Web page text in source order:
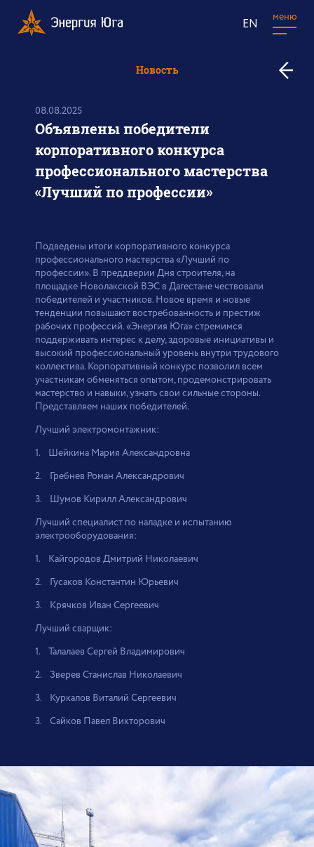
EN меню
Новость
08.08.2025
Объявлены победители
корпоративного конкурса
профессионального мастерства
«Лучший по профессии»
Подведены итоги корпоративного конкурса
профессионального мастерства «Лучший по
профессии». В преддверии Дня строителя, на
площадке Новолакской ВЭС в Дагестане чествовали
победителей и участников. Новое время и новые
тенденции повышают востребованность и престиж
рабочих профессий. «Энергия Юга» стремимся
поддерживать интерес к делу, здоровые инициативы и
высокий профессиональный уровень внутри трудового
коллектива. Корпоративный конкурс позволил всем
участникам обменяться опытом, продемонстрировать
мастерство и навыки, узнать свои сильные стороны.
Представляем наших победителей.
Лучший электромонтажник:
1. Шейкина Мария Александровна
2. Гребнев Роман Александрович
3. Шумов Кирилл Александрович
Лучший специалист по наладке и испытанию
электрооборудования:
1. Кайгородов Дмитрий Николаевич
2. Гусаков Константин Юрьевич
3. Крячков Иван Сергеевич
Лучший сварщик:
1. Талалаев Сергей Владимирович
2. Зверев Станислав Николаевич
3. Куркалов Виталий Сергеевич
3. Сайков Павел Викторович